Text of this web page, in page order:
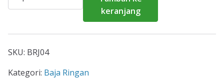
Harga
2026
keranjang
SKU: BRJ04
Kategori: Baja Ringan